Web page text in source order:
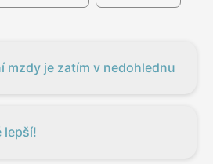
mzdy je zatím v nedohlednu
lepší!